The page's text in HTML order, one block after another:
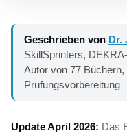
Geschrieben von Dr.
SkillSprinters,
Autor von 77
Prüfungsvorbereitung
Update April 2026: Das